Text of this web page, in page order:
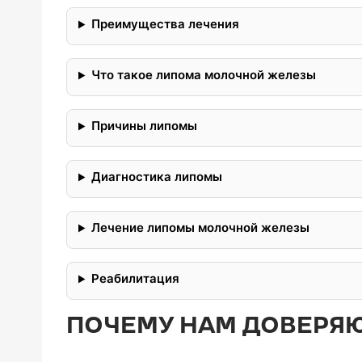
Преимущества лечения
Что такое липома молочной железы
Причины липомы
Диагностика липомы
Лечение липомы молочной железы
Реабилитация
ПОЧЕМУ НАМ